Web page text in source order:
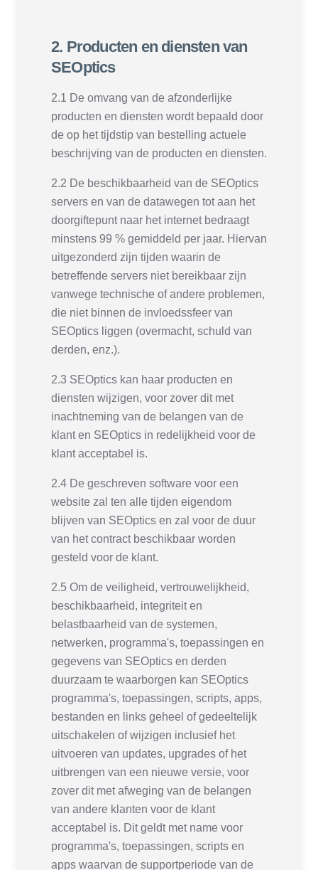
2. Producten en diensten van
SEOptics
2.1 De omvang van de afzonderlijke
producten en diensten wordt bepaald door
de op het tijdstip van bestelling actuele
beschrijving van de producten en diensten.
2.2 De beschikbaarheid van de SEOptics
servers en van de datawegen tot aan het
doorgiftepunt naar het internet bedraagt
minstens 99 % gemiddeld per jaar. Hiervan
uitgezonderd zijn tijden waarin de
betreffende servers niet bereikbaar zijn
vanwege technische of andere problemen,
die niet binnen de invloedssfeer van
SEOptics liggen (overmacht, schuld van
derden, enz.).
2.3 SEOptics kan haar producten en
diensten wijzigen, voor zover dit met
inachtneming van de belangen van de
klant en SEOptics in redelijkheid voor de
klant acceptabel is.
2.4 De geschreven software voor een
website zal ten alle tijden eigendom
blijven van SEOptics en zal voor de duur
van het contract beschikbaar worden
gesteld voor de klant.
2.5 Om de veiligheid, vertrouwelijkheid,
beschikbaarheid, integriteit en
belastbaarheid van de systemen,
netwerken, programma's, toepassingen en
gegevens van SEOptics en derden
duurzaam te waarborgen kan SEOptics
programma's, toepassingen, scripts, apps,
bestanden en links geheel of gedeeltelijk
uitschakelen of wijzigen inclusief het
uitvoeren van updates, upgrades of het
uitbrengen van een nieuwe versie, voor
zover dit met afweging van de belangen
van andere klanten voor de klant
acceptabel is. Dit geldt met name voor
programma's, toepassingen, scripts en
apps waarvan de supportperiode van de